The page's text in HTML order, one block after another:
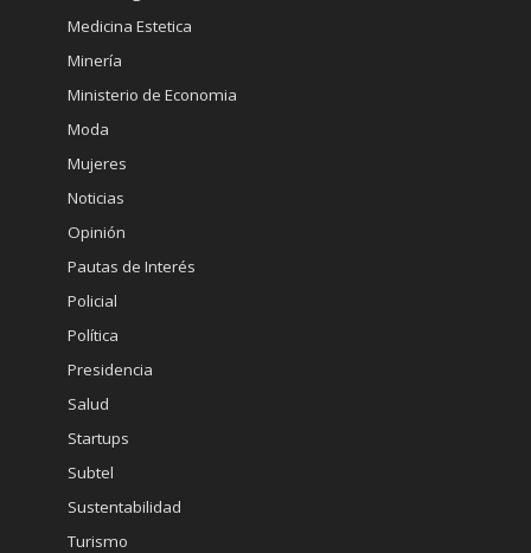
Medicina Estetica
Minería
Ministerio de Economia
Moda
Mujeres
Noticias
Opinión
Pautas de Interés
Policial
Política
Presidencia
Salud
Startups
Subtel
Sustentabilidad
Turismo